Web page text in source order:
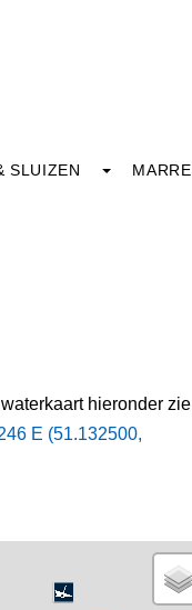
SLUIZEN
hieronder
E (51.132500,